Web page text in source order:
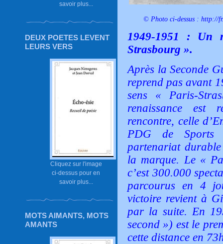
savoir plus...
DEUX POETES LEVENT
LEURS VERS
Cliquez sur l'image
ci-dessus pour en
savoir plus...
MOTS AIMANTS, MOTS
AMANTS
© Photo ci-dessus :http://
1949-1951 : Un
Strasbourg ».
Après la Seconde
reprend pas avant
sens « Paris-
renaissance est
rencontre, celle
PDG de
partenariat
la marque. Le «
c’est 300.000
parcourus en 4
victoire revient à
par la suite. En
second ») est le
cette distance en